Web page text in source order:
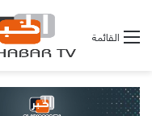
القائمة